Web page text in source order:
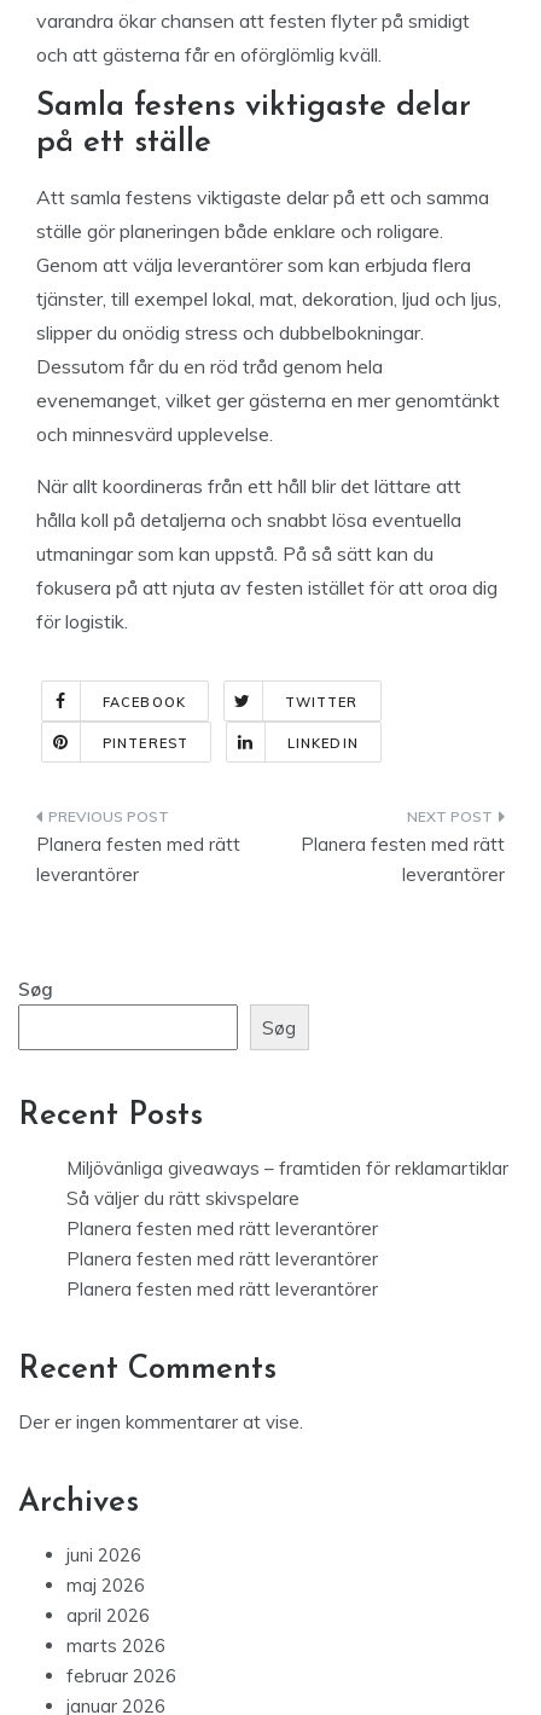
varandra ökar chansen att festen flyter på smidigt
och att gästerna får en oförglömlig kväll.
Samla festens viktigaste delar
på ett ställe
Att samla festens viktigaste delar på ett och samma
ställe gör planeringen både enklare och roligare.
Genom att välja leverantörer som kan erbjuda flera
tjänster, till exempel lokal, mat, dekoration, ljud och ljus,
slipper du onödig stress och dubbelbokningar.
Dessutom får du en röd tråd genom hela
evenemanget, vilket ger gästerna en mer genomtänkt
och minnesvärd upplevelse.
När allt koordineras från ett håll blir det lättare att
hålla koll på detaljerna och snabbt lösa eventuella
utmaningar som kan uppstå. På så sätt kan du
fokusera på att njuta av festen istället för att oroa dig
för logistik.
FACEBOOK TWITTER
PINTEREST LINKEDIN
Indlægsnavigation
Planera festen med rätt
leverantörer
Planera festen med rätt
leverantörer
Søg
Søg
Recent Posts
Miljövänliga giveaways – framtiden för reklamartiklar
Så väljer du rätt skivspelare
Planera festen med rätt leverantörer
Planera festen med rätt leverantörer
Planera festen med rätt leverantörer
Recent Comments
Der er ingen kommentarer at vise.
Archives
juni 2026
maj 2026
april 2026
marts 2026
februar 2026
januar 2026